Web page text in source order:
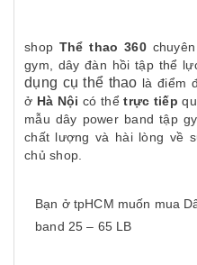
shop Thể thao 360chuyên
gym , dây đàn hồi tập thể
dụng cụ thể thao là điểm
ở Hà Nội có thểtrực tiếp
mẫu dây power band tập
chất lượng và hài lòng về
chủ shop.
Bạn ở tpHCM muốn mua
band 25 – 65 LB